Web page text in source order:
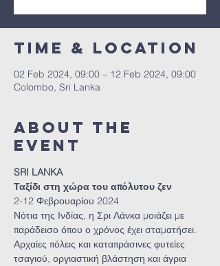
Time & Location
02 Feb 2024, 09:00 – 12 Feb 2024, 09:00
Colombo, Sri Lanka
About the
event
SRI LANKA
Ταξίδι στη χώρα του απόλυτου ζεν
2-12 Φεβρουαρίου 2024
Νότια της Ινδίας, η Σρι Λάνκα μοιάζει με
παράδεισο όπου ο χρόνος έχει σταματήσει.
Αρχαίες πόλεις και καταπράσινες φυτείες
τσαγιού, οργιαστική βλάστηση και άγρια